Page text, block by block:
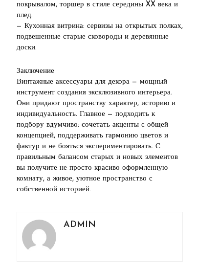
покрывалом, торшер в стиле середины XX века и
плед.
— Кухонная витрина: сервизы на открытых полках,
подвешенные старые сковороды и деревянные
доски.
Заключение
Винтажные аксессуары для декора — мощный
инструмент создания эксклюзивного интерьера.
Они придают пространству характер, историю и
индивидуальность. Главное — подходить к
подбору вдумчиво: сочетать акценты с общей
концепцией, поддерживать гармонию цветов и
фактур и не бояться экспериментировать. С
правильным балансом старых и новых элементов
вы получите не просто красиво оформленную
комнату, а живое, уютное пространство с
собственной историей.
ADMIN